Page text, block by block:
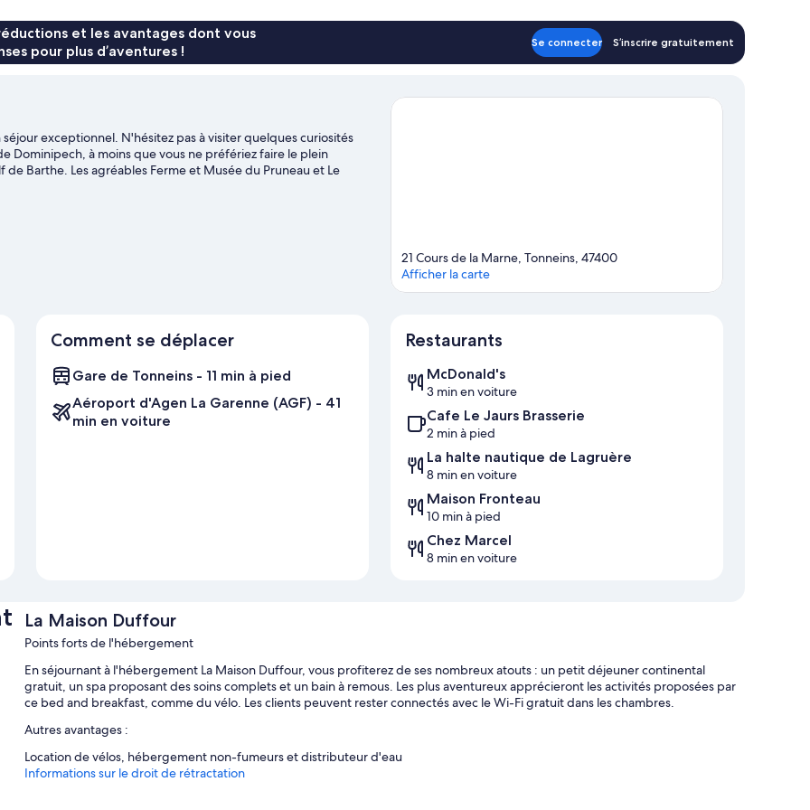
Confort
(Confluence)
et les avantages dont vous
pour plus d’aventures !
Se connecter S’inscrire gratuitement
exceptionnel. N'hésitez pas à visiter quelques curiosités
Dominipech, à moins que vous ne préfériez faire le plein
Barthe. Les agréables Ferme et Musée du Pruneau et Le
sport nautique ? Profitez de votre séjour dans la région pour
21 Cours de la Marne, Tonneins, 47400
Afficher la carte
Comment se déplacer
Gare de Tonneins - 11 min à pied
Aéroport d'Agen La Garenne (AGF) - 41
min en voiture
Restaurants
McDonald's
3 min en voiture
Cafe Le Jaurs Brasserie
2 min à pied
La halte nautique de Lagruère
8 min en voiture
Maison Fronteau
10 min à pied
Chez Marcel
8 min en voiture
La Maison Duffour
Points forts de l'hébergement
En séjournant à l'hébergement La Maison Duffour, vous profiterez de ses nombreux atouts : un petit déjeuner continental
gratuit, un spa proposant des soins complets et un bain à remous. Les plus aventureux apprécieront les activités proposées par
ce bed and breakfast, comme du vélo. Les clients peuvent rester connectés avec le Wi-Fi gratuit dans les chambres.
Autres avantages :
Location de vélos, hébergement non-fumeurs et distributeur d'eau
Informations sur le droit de rétractation